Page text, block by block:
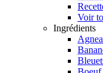
Voir
Ingrédients